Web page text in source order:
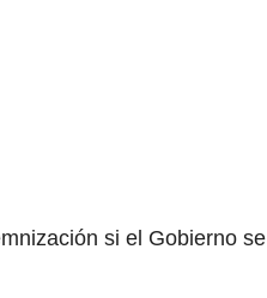
si el Gobierno se